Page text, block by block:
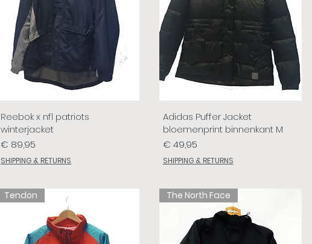
Reebok x nfl patriots
winterjacket
Prijs
€ 89,95
SHIPPING & RETURNS
Adidas Puffer Jacket
bloemenprint binnenkant M
Prijs
€ 49,95
SHIPPING & RETURNS
Tendon The North Face